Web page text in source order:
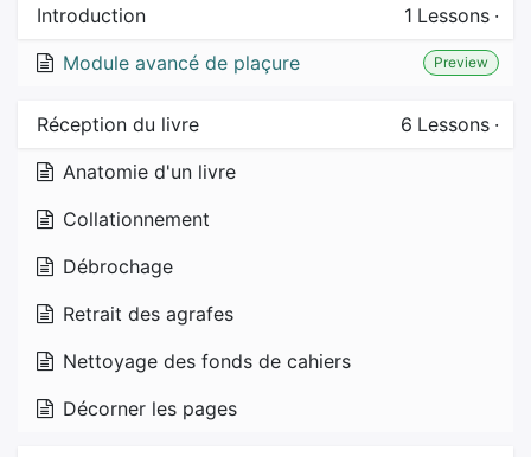
Introduction 1 Lessons ·
Module avancé de plaçure
Preview
Réception du livre 6 Lessons ·
Anatomie d'un livre
Collationnement
Débrochage
Retrait des agrafes
Nettoyage des fonds de cahiers
Décorner les pages